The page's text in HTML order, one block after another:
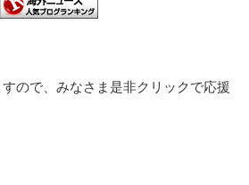
ので、みなさま是非クリックで応援